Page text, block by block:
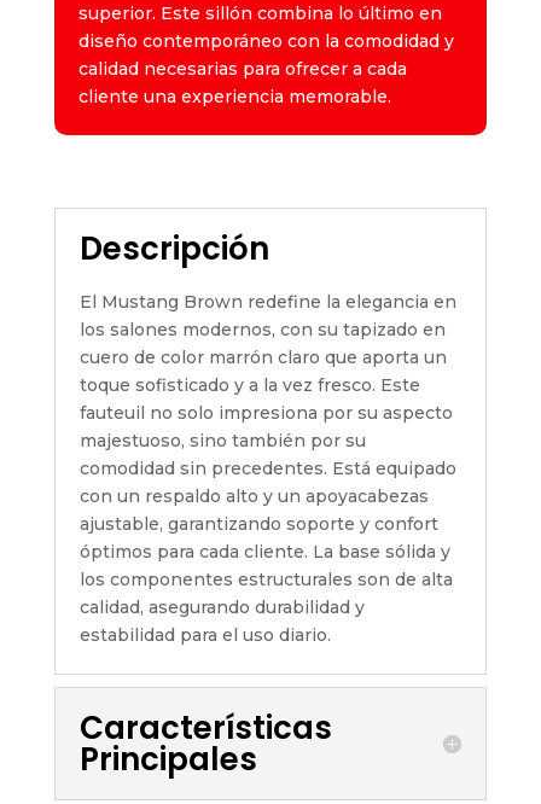
superior. Este sillón combina lo último en
diseño contemporáneo con la comodidad y
calidad necesarias para ofrecer a cada
cliente una experiencia memorable.
Descripción
El Mustang Brown redefine la elegancia en
los salones modernos, con su tapizado en
cuero de color marrón claro que aporta un
toque sofisticado y a la vez fresco. Este
fauteuil no solo impresiona por su aspecto
majestuoso, sino también por su
comodidad sin precedentes. Está equipado
con un respaldo alto y un apoyacabezas
ajustable, garantizando soporte y confort
óptimos para cada cliente. La base sólida y
los componentes estructurales son de alta
calidad, asegurando durabilidad y
estabilidad para el uso diario.
Características
Principales